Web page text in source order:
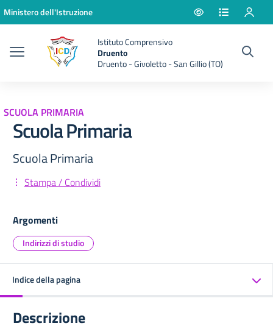
Vai ai contenuti
Vai al menu di navigazione
Vai al footer
Ministero dell'Istruzione
Istituto Comprensivo
Druento
Druento - Givoletto - San Gillio (TO)
SCUOLA PRIMARIA
Scuola Primaria
Scuola Primaria
Stampa / Condividi
Argomenti
Indirizzi di studio
Indice della pagina
Descrizione